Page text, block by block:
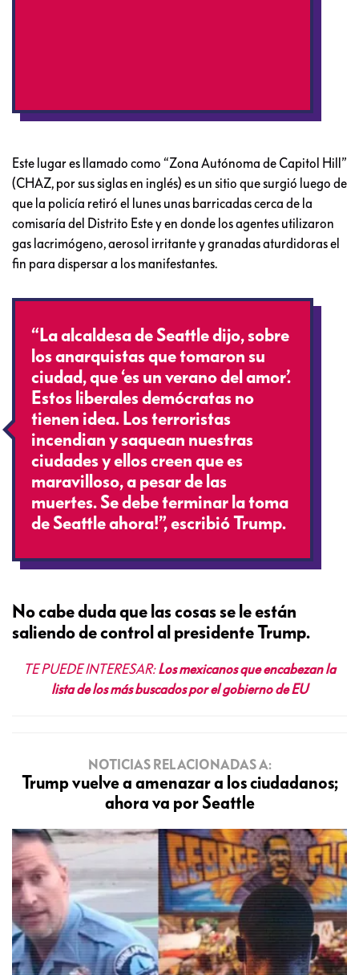
Este lugar es llamado como “Zona Autónoma de Capitol Hill”
(CHAZ, por sus siglas en inglés) es un sitio que surgió luego de
que la policía retiró el lunes unas barricadas cerca de la
comisaría del Distrito Este y en donde los agentes utilizaron
gas lacrimógeno, aerosol irritante y granadas aturdidoras el
fin para dispersar a los manifestantes.
“La alcaldesa de Seattle dijo, sobre
los anarquistas que tomaron su
ciudad, que ‘es un verano del amor’.
Estos liberales demócratas no
tienen idea. Los terroristas
incendian y saquean nuestras
ciudades y ellos creen que es
maravilloso, a pesar de las
muertes. Se debe terminar la toma
de Seattle ahora!”, escribió Trump.
No cabe duda que las cosas se le están
saliendo de control al presidente Trump.
TE PUEDE INTERESAR:Los mexicanos que encabezan la
lista de los más buscados por el gobierno de EU
NOTICIAS RELACIONADAS A:
Trump vuelve a amenazar a los ciudadanos;
ahora va por Seattle